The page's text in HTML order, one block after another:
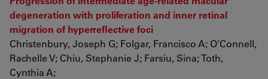
degeneration with proliferation and inner retinal
migration of hyperreflective foci
Christenbury, Joseph G; Folgar, Francisco A; O'Connell,
Rachelle V; Chiu, Stephanie J; Farsiu, Sina; Toth,
Cynthia A;